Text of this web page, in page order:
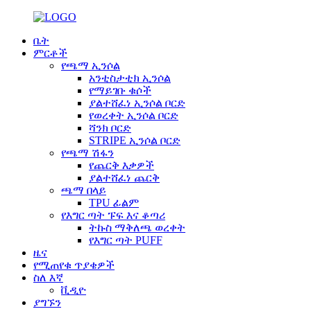
ቤት
ምርቶች
የጫማ ኢንሶል
አንቲስታቲክ ኢንሶል
የማይገቡ ቁሶች
ያልተሸፈነ ኢንሶል ቦርድ
የወረቀት ኢንሶል ቦርድ
ሻንክ ቦርድ
STRIPE ኢንሶል ቦርድ
የጫማ ሽፋን
የጨርቅ እቃዎች
ያልተሸፈነ ጨርቅ
ጫማ በላይ
TPU ፊልም
የእግር ጣት ፑፍ እና ቆጣሪ
ትኩስ ማቅለጫ ወረቀት
የእግር ጣት PUFF
ዜና
የሚጠየቁ ጥያቄዎች
ስለ እኛ
ቪዲዮ
ያግኙን